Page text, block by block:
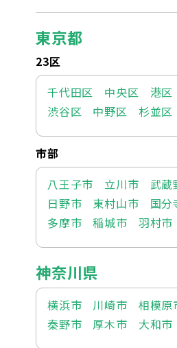
東京都
23区
千代田区
中央区
港区
渋谷区
中野区 杉並区
市部
八王子市
立川市
武蔵
日野市
東村山市
国分
多摩市
稲城市 羽村市
神奈川県
横浜市 川崎市
相模原
秦野市
厚木市 大和市